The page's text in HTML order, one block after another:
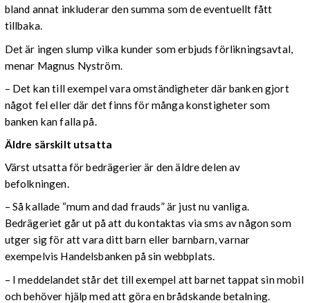
bland annat inkluderar den summa som de eventuellt fått
tillbaka.
Det är ingen slump vilka kunder som erbjuds förlikningsavtal,
menar Magnus Nyström.
– Det kan till exempel vara omständigheter där banken gjort
något fel eller där det finns för många konstigheter som
banken kan falla på.
Äldre särskilt utsatta
Värst utsatta för bedrägerier är den äldre delen av
befolkningen.
– Så kallade “mum and dad frauds” är just nu vanliga.
Bedrägeriet går ut på att du kontaktas via sms av någon som
utger sig för att vara ditt barn eller barnbarn, varnar
exempelvis Handelsbanken på sin webbplats.
– I meddelandet står det till exempel att barnet tappat sin mobil
och behöver hjälp med att göra en brådskande betalning.